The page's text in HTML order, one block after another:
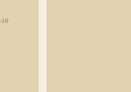
16